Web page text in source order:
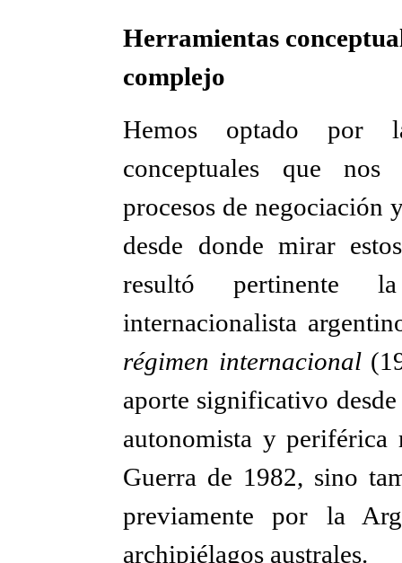
Herramientas
complejo
Hemos optado por
conceptuales que
procesos de negociación
desde donde mirar
resultó pertinente
internacionalista
régimen internacional
aporte significativo
autonomista y
Guerra de 1982, sino
previamente por la
archipiélagos australes.